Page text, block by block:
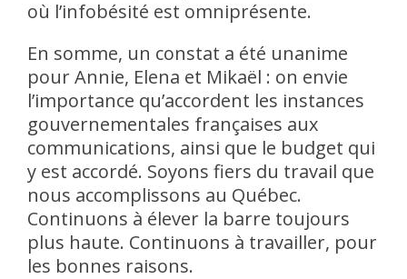
où l’infobésité est omniprésente.
En somme, un constat a été unanime
pour Annie, Elena et Mikaël : on envie
l’importance qu’accordent les instances
gouvernementales françaises aux
communications, ainsi que le budget qui
y est accordé. Soyons fiers du travail que
nous accomplissons au Québec.
Continuons à élever la barre toujours
plus haute. Continuons à travailler, pour
les bonnes raisons.